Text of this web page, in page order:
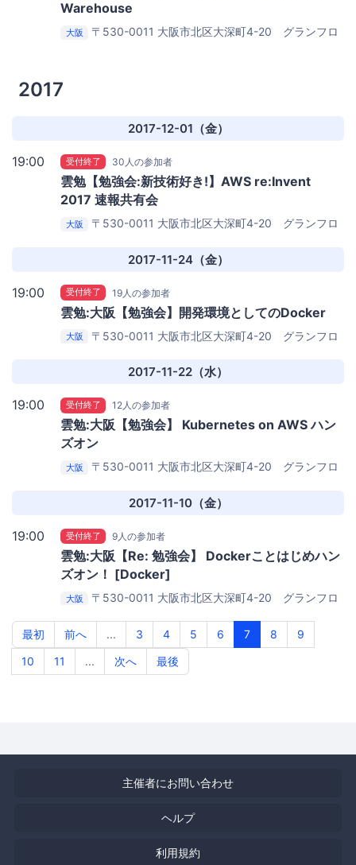
Warehouse
大阪
〒530-0011 大阪市北区大深町4-20 グランフロ
2017
2017-12-01（金）
19:00 受付終了 30人の参加者
雲勉【勉強会:新技術好き!】AWS re:Invent
2017 速報共有会
大阪
〒530-0011 大阪市北区大深町4-20 グランフロ
2017-11-24（金）
19:00 受付終了 19人の参加者
雲勉:大阪【勉強会】開発環境としてのDocker
大阪
〒530-0011 大阪市北区大深町4-20 グランフロ
2017-11-22（水）
19:00 受付終了 12人の参加者
雲勉:大阪【勉強会】 Kubernetes on AWS ハン
ズオン
大阪
〒530-0011 大阪市北区大深町4-20 グランフロ
2017-11-10（金）
19:00 受付終了 9人の参加者
雲勉:大阪【Re: 勉強会】 Dockerことはじめハン
ズオン！ [Docker]
大阪
〒530-0011 大阪市北区大深町4-20 グランフロ
フィス
最初 前へ ... 3 4 5 6 7 8
9
10
11 ... 次へ 最後
主催者にお問い合わせ
ヘルプ
利用規約